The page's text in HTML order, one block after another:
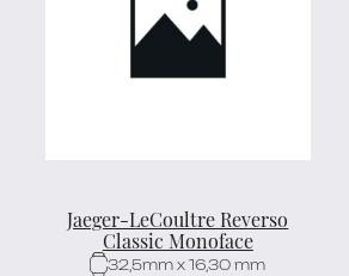
Jaeger-LeCoultre Reverso
Classic Monoface
32,5mm x 16,30 mm